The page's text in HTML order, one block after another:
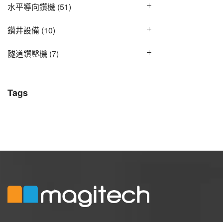
水平導向鑽機 (51)
鑽井設備 (10)
隧道鑽鑿機 (7)
Tags